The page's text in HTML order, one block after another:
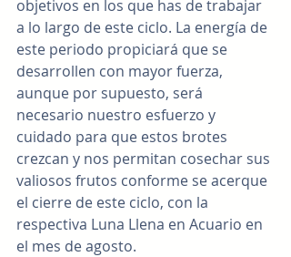
objetivos en los que has de trabajar
a lo largo de este ciclo. La energía de
este periodo propiciará que se
desarrollen con mayor fuerza,
aunque por supuesto, será
necesario nuestro esfuerzo y
cuidado para que estos brotes
crezcan y nos permitan cosechar sus
valiosos frutos conforme se acerque
el cierre de este ciclo, con la
respectiva Luna Llena en Acuario en
el mes de agosto.